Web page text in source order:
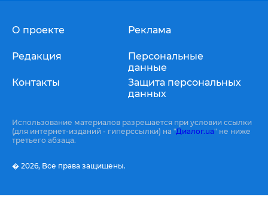
О проекте
Редакция
Контакты
Реклама
Персональные
данные
Защита персональных
данных
Использование материалов разрешается при условии ссылки
(для интернет-изданий - гиперссылки) на "Диалог.ua" не ниже
третьего абзаца.
� 2026, Все права защищены.